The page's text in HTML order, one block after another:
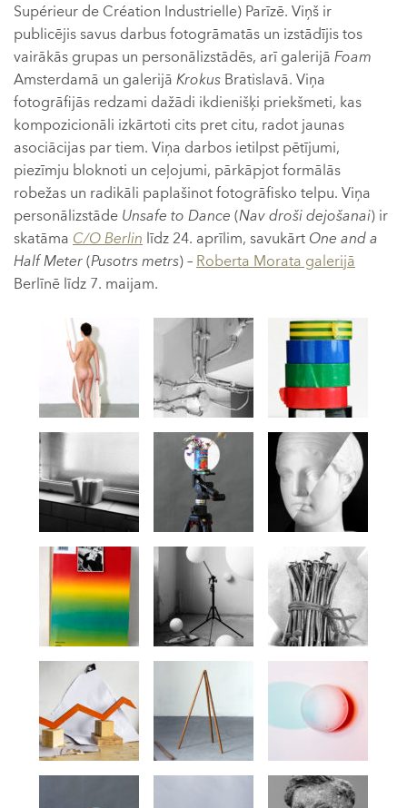
Supérieur de Création Industrielle) Parīzē. Viņš ir
publicējis savus darbus fotogrāmatās un izstādījis tos
vairākās grupas un personālizstādēs, arī galerijā Foam
Amsterdamā un galerijā Krokus Bratislavā. Viņa
fotogrāfijās redzami dažādi ikdienišķi priekšmeti, kas
kompozicionāli izkārtoti cits pret citu, radot jaunas
asociācijas par tiem. Viņa darbos ietilpst pētījumi,
piezīmju bloknoti un ceļojumi, pārkāpjot formālās
robežas un radikāli paplašinot fotogrāfisko telpu. Viņa
personālizstāde Unsafe to Dance (Nav droši dejošanai) ir
skatāma C/O Berlin līdz 24. aprīlim, savukārt One and a
Half Meter(Pusotrs metrs) – Roberta Morata galerijā
Berlīnē līdz 7. maijam.